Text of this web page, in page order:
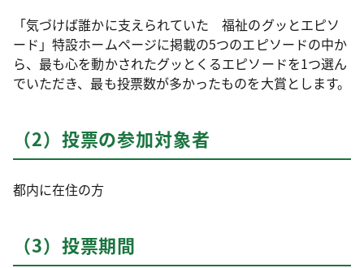
「気づけば誰かに支えられていた 福祉のグッとエピソ
ード」特設ホームページに掲載の5つのエピソードの中か
ら、最も心を動かされたグッとくるエピソードを1つ選ん
でいただき、最も投票数が多かったものを大賞とします。
（2）投票の参加対象者
都内に在住の方
（3）投票期間